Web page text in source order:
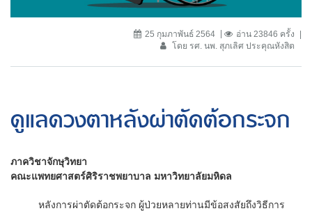
25 กุมภาพันธ์ 2564
อ่าน 23846 ครั้ง
โดย รศ. นพ. สุภเลิศ ประคุณหังสิต
ดูแลดวงตาหลังผ่าตัดต้อกระจก
ภาควิชาจักษุวิทยา
คณะแพทยศาสตร์ศิริราชพยาบาล มหาวิทยาลัยมหิดล
หลังการผ่าตัดต้อกระจก ผู้ป่วยหลายท่านมีข้อสงสัยถึงวิธีการ